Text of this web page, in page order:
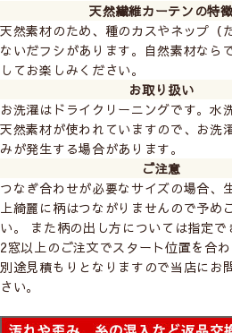
天然繊維カーテンの特徴
天然素材のため、種のカスやネップ（
ないだフシがあります。自然素材なら
してお楽しみください。
お取り扱い
お洗濯はドライクリーニングです。水
天然素材が使われていますので、お洗
みが発生する場合があります。
ご注意
つなぎ合わせが必要なサイズの場合、
上綺麗に柄はつながりませんので予め
い。 また柄の出し方については指定で
2窓以上のご注文でスタート位置を合わ
別途見積もりとなりますので当店にお
さい。